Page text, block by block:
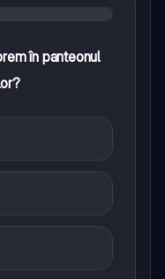
în panteonul